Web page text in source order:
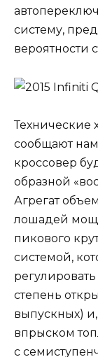
систему,
вероятности
Технические
сообщают
кроссовер
образной
Агрегат
лошадей
пикового
системой,
степень
выпускных)
впрыском
с